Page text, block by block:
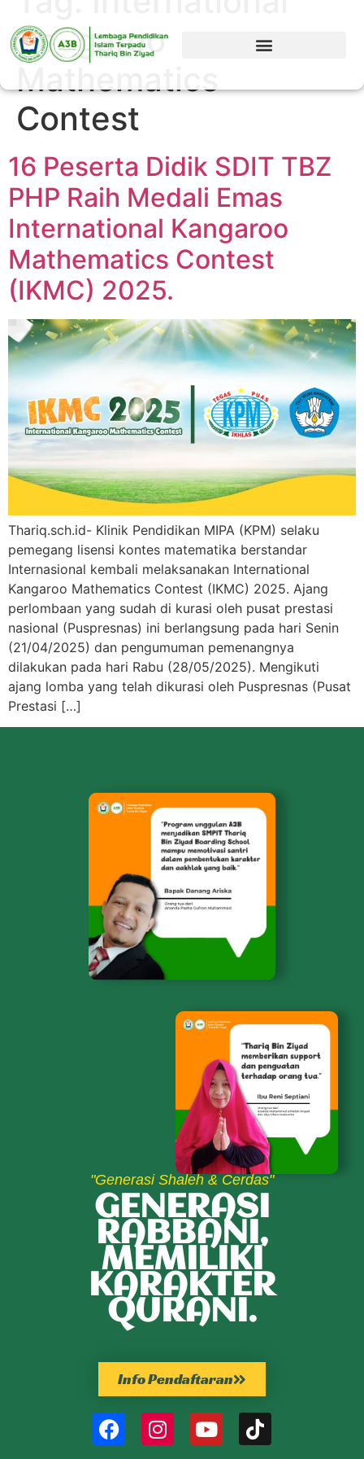
Kangaroo
Mathematics
Contest
16 Peserta Didik SDIT TBZ
PHP Raih Medali Emas
International Kangaroo
Mathematics Contest
(IKMC) 2025.
Thariq.sch.id- Klinik Pendidikan MIPA (KPM) selaku
pemegang lisensi kontes matematika berstandar
Internasional kembali melaksanakan International
Kangaroo Mathematics Contest (IKMC) 2025. Ajang
perlombaan yang sudah di kurasi oleh pusat prestasi
nasional (Puspresnas) ini berlangsung pada hari Senin
(21/04/2025) dan pengumuman pemenangnya
dilakukan pada hari Rabu (28/05/2025). Mengikuti
ajang lomba yang telah dikurasi oleh Puspresnas (Pusat
Prestasi […]
"Generasi Shaleh & Cerdas"
GENERASI
RABBANI,
MEMILIKI
KARAKTER
QURANI.
Info Pendaftaran